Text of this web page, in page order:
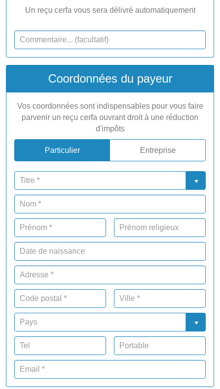
Un reçu cerfa vous sera délivré automatiquement
Coordonnées du payeur
Vos coordonnées sont indispensables pour vous faire
parvenir un reçu cerfa ouvrant droit à une réduction
d'impôts
Particulier Entreprise